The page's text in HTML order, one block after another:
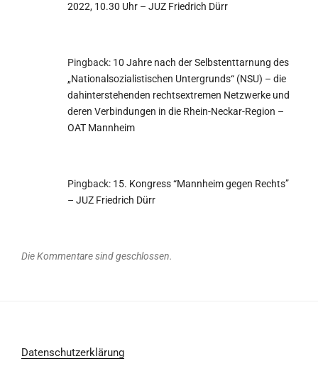
2022, 10.30 Uhr – JUZ Friedrich Dürr
Pingback: 10 Jahre nach der Selbstenttarnung des
„Nationalsozialistischen Untergrunds“ (NSU) – die
dahinterstehenden rechtsextremen Netzwerke und
deren Verbindungen in die Rhein-Neckar-Region –
OAT Mannheim
Pingback: 15. Kongress “Mannheim gegen Rechts”
– JUZ Friedrich Dürr
Die Kommentare sind geschlossen.
Datenschutzerklärung